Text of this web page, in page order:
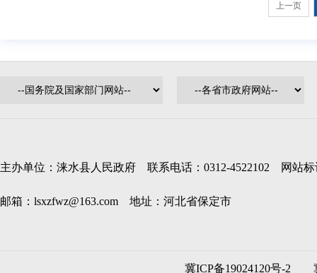
上一页
主办单位：涞水县人民政府 联系电话：0312-4522102 网站标
邮箱：lsxzfwz@163.com 地址：河北省保定市
冀ICP备19024120号-2